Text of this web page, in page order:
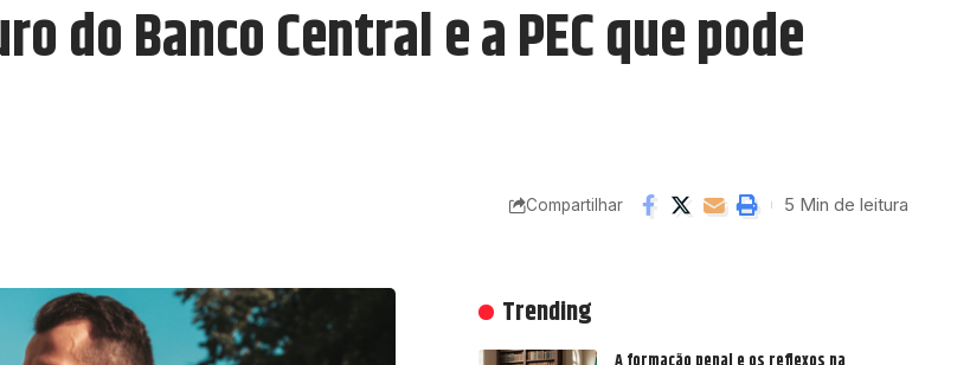
do Banco Central e a PEC que pode
Compartilhar 5 Min de leitura
Trending